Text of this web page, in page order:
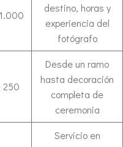
destino, horas y
experiencia del
fotógrafo
250
Desde un ramo
hasta decoración
completa de
ceremonia
Servicio en